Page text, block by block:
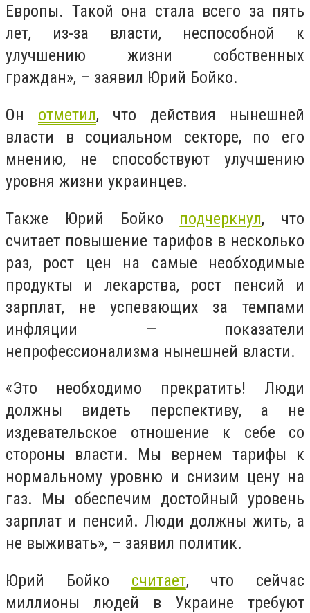
Европы. Такой она стала всего за пять
лет, из-за власти, неспособной к
улучшению жизни собственных
граждан», – заявил Юрий Бойко.
Он отметил, что действия нынешней
власти в социальном секторе, по его
мнению, не способствуют улучшению
уровня жизни украинцев.
Также Юрий Бойко подчеркнул, что
считает повышение тарифов в несколько
раз, рост цен на самые необходимые
продукты и лекарства, рост пенсий и
зарплат, не успевающих за темпами
инфляции — показатели
непрофессионализма нынешней власти.
«Это необходимо прекратить! Люди
должны видеть перспективу, а не
издевательское отношение к себе со
стороны власти. Мы вернем тарифы к
нормальному уровню и снизим цену на
газ. Мы обеспечим достойный уровень
зарплат и пенсий. Люди должны жить, а
не выживать», – заявил политик.
Юрий Бойко считает, что сейчас
миллионы людей в Украине требуют